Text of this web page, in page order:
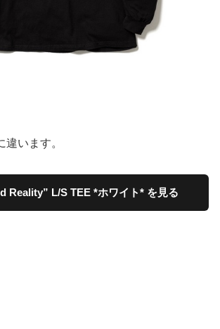
違います。
Reality” L/S TEE *ホワイト* を見る